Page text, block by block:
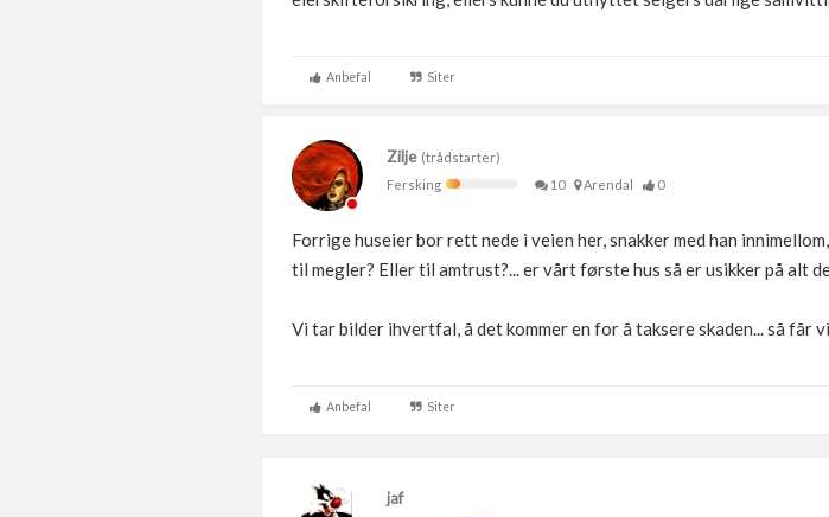
Anbefal Siter
Zilje(trådstarter)
Fersking
10 Arendal 0
Forrige huseier bor rett nede i veien her, snakker med han
til megler? Eller til amtrust?... er vårt første hus så er usikker på alt
Vi tar bilder ihvertfal, å det kommer en for å taksere skaden... så får
Anbefal Siter
jaf